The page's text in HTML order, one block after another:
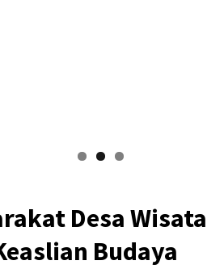
Desa Wisata
Budaya